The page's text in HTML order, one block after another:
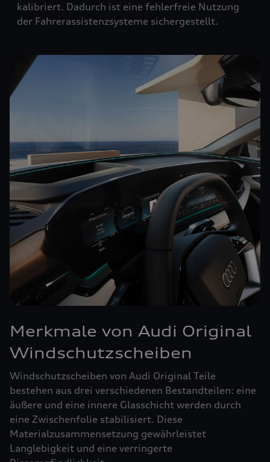
kalibriert. Dadurch ist eine fehlerfreie Nutzung
der Fahrerassistenzsysteme sichergestellt.
Merkmale von Audi Original
Windschutzscheiben
Windschutzscheiben von Audi Original Teile
bestehen aus drei verschiedenen Bestandteilen: eine
äußere und eine innere Glasschicht werden durch
eine Zwischenfolie stabilisiert. Diese
Materialzusammensetzung gewährleistet
Langlebigkeit und eine verringerte